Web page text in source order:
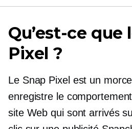
Qu’est-ce que
Pixel ?
Le Snap Pixel est un
enregistre le
site Web qui sont arrivés